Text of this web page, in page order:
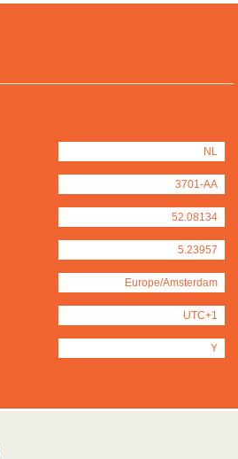
NL
3701-AA
52.08134
5.23957
Europe/Amsterdam
UTC+1
Y